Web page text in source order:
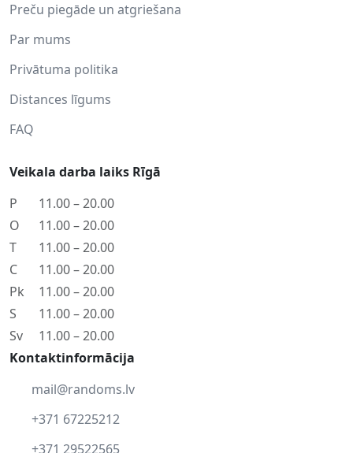
Preču piegāde un atgriešana
Par mums
Privātuma politika
Distances līgums
FAQ
Veikala darba laiks Rīgā
P
11.00 – 20.00
O
11.00 – 20.00
T
11.00 – 20.00
C
11.00 – 20.00
Pk
11.00 – 20.00
S
11.00 – 20.00
Sv
11.00 – 20.00
Kontaktinformācija
mail@randoms.lv
+371 67225212
+371 29522565